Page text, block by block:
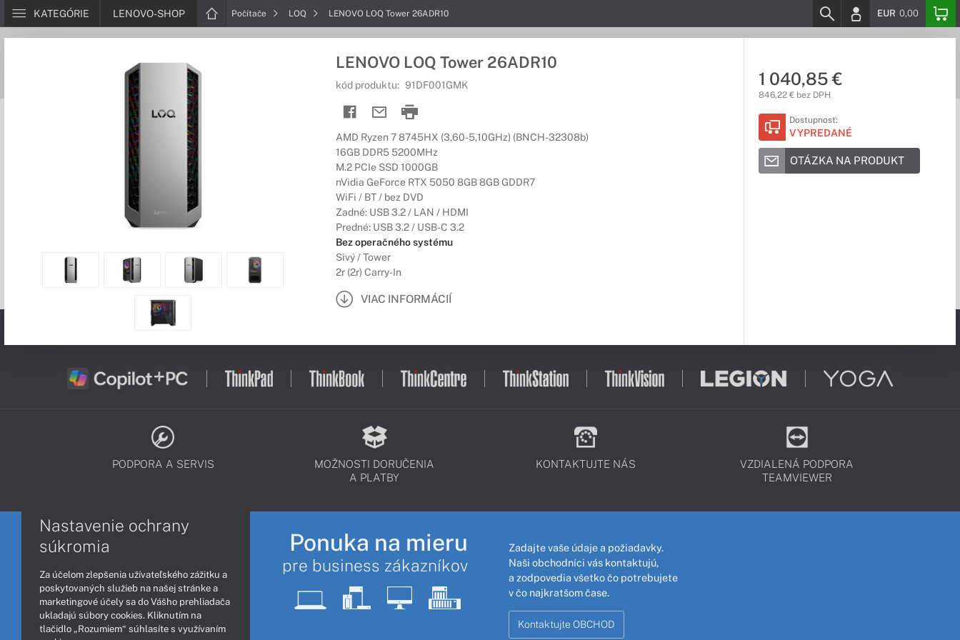
KATEGÓRIE LENOVO-SHOP Počítače LOQ LENOVO LOQ Tower 26ADR10 EUR 0,00
LENOVO LOQ Tower 26ADR10
kód produktu: 91DF001GMK
AMD Ryzen 7 8745HX (3,60-5,10GHz) (BNCH-32308b)
16GB DDR5 5200MHz
M.2 PCIe SSD 1000GB
nVidia GeForce RTX 5050 8GB 8GB GDDR7
WiFi / BT / bez DVD
Zadné: USB 3.2 / LAN / HDMI
Predné: USB 3.2 / USB-C 3.2
Bez operačného systému
Sivý / Tower
2r (2r) Carry-In
VIAC INFORMÁCIÍ
1 040,85 €
846,22 € bez DPH
Dostupnosť:
VYPREDANÉ
OTÁZKA NA PRODUKT
PODPORA A SERVIS
MOŽNOSTI DORUČENIA
A PLATBY
KONTAKTUJTE NÁS
VZDIALENÁ PODPORA
TEAMVIEWER
Ponuka na mieru
pre business zákazníkov
Zadajte vaše údaje a požiadavky.
Naši obchodníci vás kontaktujú,
a zodpovedia všetko čo potrebujete
v čo najkratšom čase.
Kontaktujte OBCHOD
Nastavenie ochrany
súkromia
Za účelom zlepšenia užívateľského zážitku a
poskytovaných služieb na našej stránke a
marketingové účely sa do Vášho prehliadača
ukladajú súbory cookies. Kliknutím na
tlačidlo „Rozumiem“ súhlasíte s využívaním